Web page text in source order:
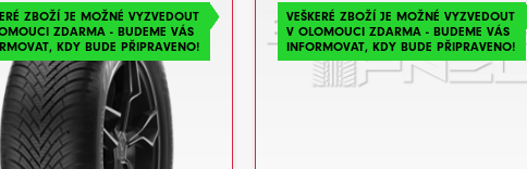
ZBOŽÍ JE MOŽNÉ VYZVEDOUT
ZDARMA - BUDEME VÁS
KDY BUDE PŘIPRAVENO!
VEŠKERÉ ZBOŽÍ JE MOŽNÉ VYZVEDOUT
V OLOMOUCI ZDARMA - BUDEME VÁS
INFORMOVAT, KDY BUDE PŘIPRAVENO!